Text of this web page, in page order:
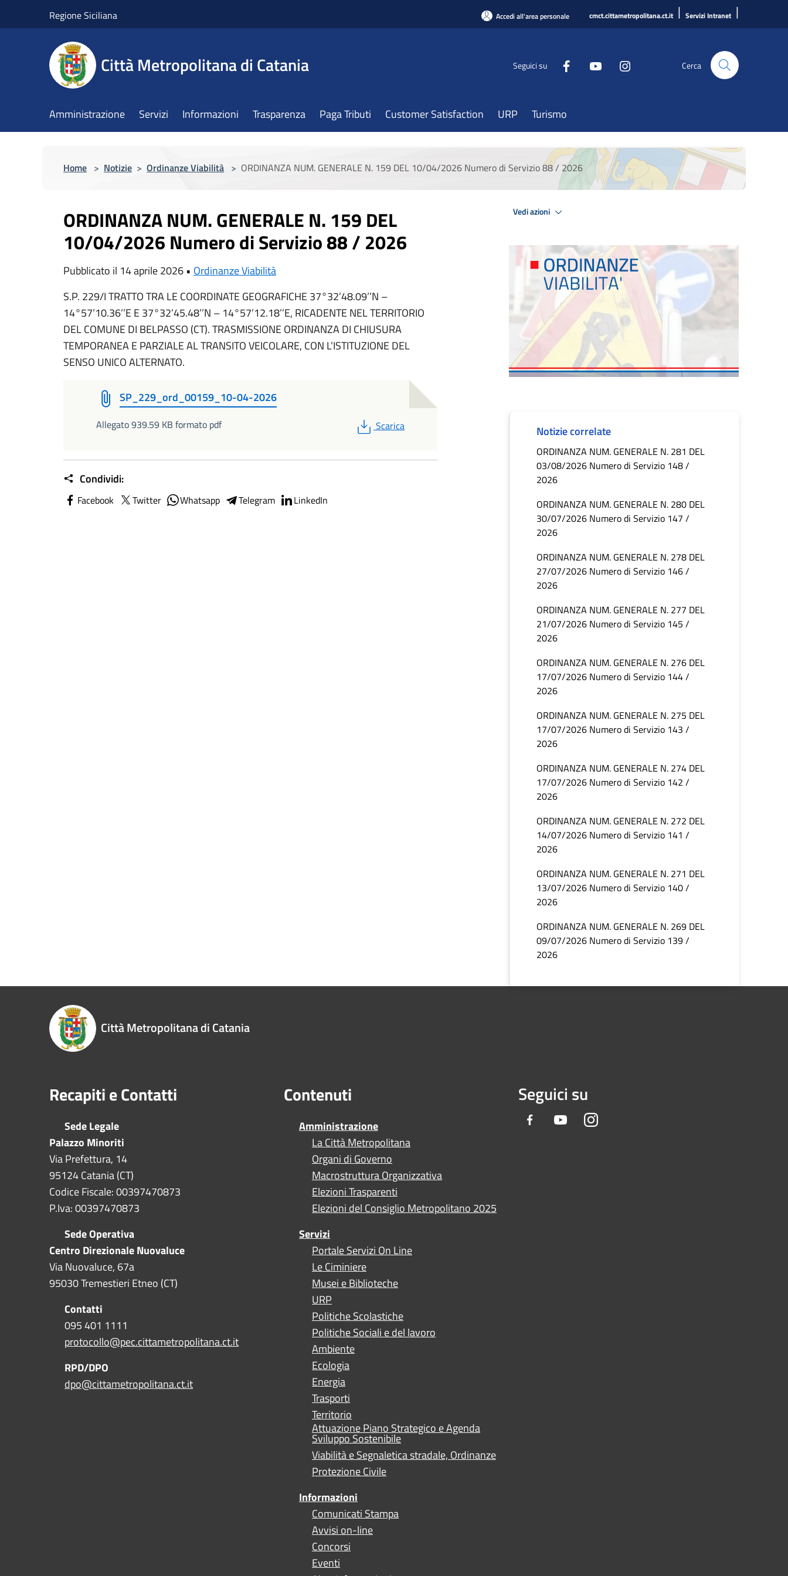
Regione Siciliana Accedi all'area personale cmct.cittametropolitana.ct.it | Servizi Intranet |
Città Metropolitana di Catania Seguici su Cerca
Amministrazione Servizi Informazioni Trasparenza Paga Tributi Customer Satisfaction URP Turismo
Home > Notizie > Ordinanze Viabilità > ORDINANZA NUM. GENERALE N. 159 DEL 10/04/2026 Numero di Servizio 88 / 2026
ORDINANZA NUM. GENERALE N. 159 DEL
10/04/2026 Numero di Servizio 88 / 2026
Pubblicato il 14 aprile 2026 • Ordinanze Viabilità
S.P. 229/I TRATTO TRA LE COORDINATE GEOGRAFICHE 37°32’48.09’’N –
14°57’10.36’’E E 37°32’45.48’’N – 14°57’12.18’’E, RICADENTE NEL TERRITORIO
DEL COMUNE DI BELPASSO (CT). TRASMISSIONE ORDINANZA DI CHIUSURA
TEMPORANEA E PARZIALE AL TRANSITO VEICOLARE, CON L’ISTITUZIONE DEL
SENSO UNICO ALTERNATO.
SP_229_ord_00159_10-04-2026
Allegato 939.59 KB formato pdf PDF
Scarica
Condividi:
Facebook Twitter Whatsapp Telegram LinkedIn
Vedi azioni
Notizie correlate
ORDINANZA NUM. GENERALE N. 281 DEL
03/08/2026 Numero di Servizio 148 /
2026
ORDINANZA NUM. GENERALE N. 280 DEL
30/07/2026 Numero di Servizio 147 /
2026
ORDINANZA NUM. GENERALE N. 278 DEL
27/07/2026 Numero di Servizio 146 /
2026
ORDINANZA NUM. GENERALE N. 277 DEL
21/07/2026 Numero di Servizio 145 /
2026
ORDINANZA NUM. GENERALE N. 276 DEL
17/07/2026 Numero di Servizio 144 /
2026
ORDINANZA NUM. GENERALE N. 275 DEL
17/07/2026 Numero di Servizio 143 /
2026
ORDINANZA NUM. GENERALE N. 274 DEL
17/07/2026 Numero di Servizio 142 /
2026
ORDINANZA NUM. GENERALE N. 272 DEL
14/07/2026 Numero di Servizio 141 /
2026
ORDINANZA NUM. GENERALE N. 271 DEL
13/07/2026 Numero di Servizio 140 /
2026
ORDINANZA NUM. GENERALE N. 269 DEL
09/07/2026 Numero di Servizio 139 /
2026
Città Metropolitana di Catania
Recapiti e Contatti
Sede Legale
Palazzo Minoriti
Via Prefettura, 14
95124 Catania (CT)
Codice Fiscale: 00397470873
P.Iva: 00397470873
Sede Operativa
Centro Direzionale Nuovaluce
Via Nuovaluce, 67a
95030 Tremestieri Etneo (CT)
Contatti
095 401 1111
protocollo@pec.cittametropolitana.ct.it
RPD/DPO
dpo@cittametropolitana.ct.it
Contenuti
Amministrazione
La Città Metropolitana
Organi di Governo
Macrostruttura Organizzativa
Elezioni Trasparenti
Elezioni del Consiglio Metropolitano 2025
Servizi
Portale Servizi On Line
Le Ciminiere
Musei e Biblioteche
URP
Politiche Scolastiche
Politiche Sociali e del lavoro
Ambiente
Ecologia
Energia
Trasporti
Territorio
Attuazione Piano Strategico e Agenda
Sviluppo Sostenibile
Viabilità e Segnaletica stradale, Ordinanze
Protezione Civile
Informazioni
Comunicati Stampa
Avvisi on-line
Concorsi
Eventi
Seguici su
Facebook YoutubeInstagram